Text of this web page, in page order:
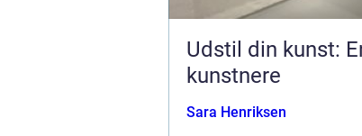
Udstil din kunst:
kunstnere
Sara Henriksen